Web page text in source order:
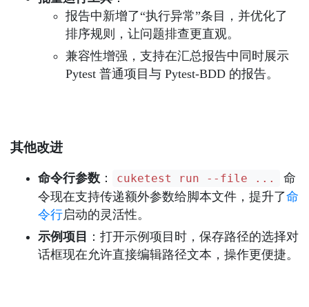
报告中新增了“执行异常”条目，并优化了
排序规则，让问题排查更直观。
兼容性增强，支持在汇总报告中同时展示
Pytest 普通项目与 Pytest-BDD 的报告。
其他改进
命令行参数 ： cuketest run --file ...
命
令现在支持传递额外参数给脚本文件，提升了命
令行启动的灵活性。
示例项目
：打开示例项目时，保存路径的选择对
话框现在允许直接编辑路径文本，操作更便捷。